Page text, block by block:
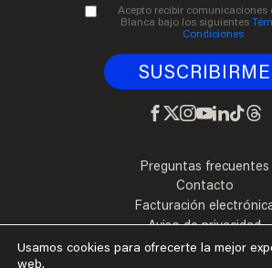
Preguntas frecuentes
Contacto
Facturación
Aviso de privacidad
Términos y
Acepto recibir comunicaciones
Blanca bajo los siguientes
Condiciones
Usamos cookies para ofrecerte la mejor
web.